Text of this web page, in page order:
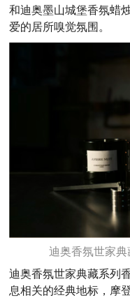
和迪奥墨山城堡香氛蜡
爱的居所嗅觉氛围。
迪奥香氛世家典
迪奥香氛世家典藏系列
息相关的经典地标，摩